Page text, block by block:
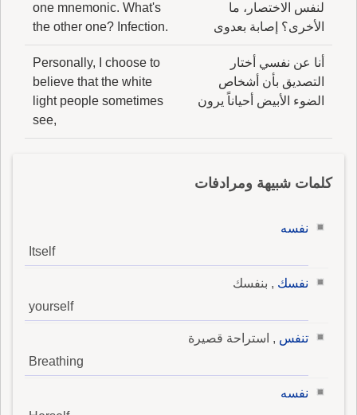
لنفس الاختصار، ما
الأخرى؟ إصابة بعدوى
one mnemonic. What's
the other one? Infection.
أنا عن نفسي أختار
التصديق بأن أشخاص
الضوء الأبيض أحياناً يرون
Personally, I choose to
believe that the white
light people sometimes
see,
كلمات شبيهة ومرادفات
نفسه
Itself
نفسك , بنفسك
yourself
تنفس , استراحة قصيرة
Breathing
نفسه